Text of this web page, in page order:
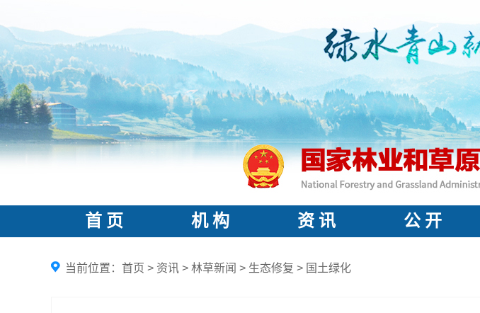
首 页 机 构 资 讯 公 开
当前位置： 首页 > 资讯 > 林草新闻 > 生态修复 > 国土绿化